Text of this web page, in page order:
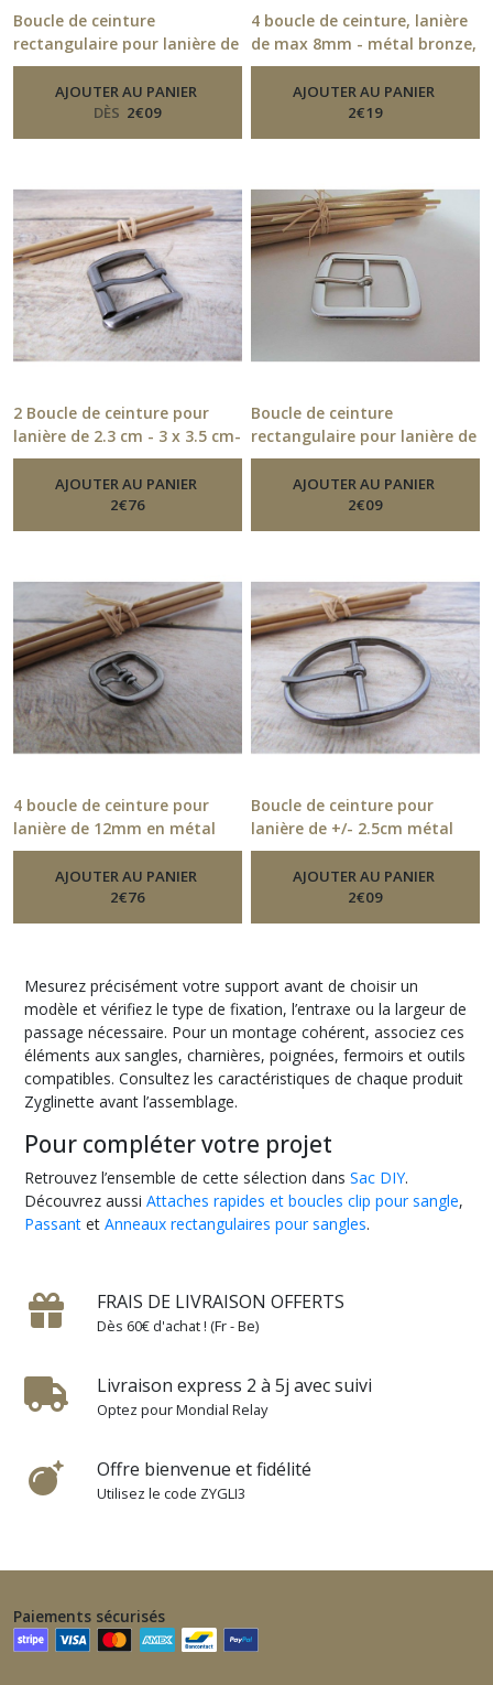
Boucle de ceinture
rectangulaire pour lanière de
2.4 cm en métal bronze, gris
foncé-Boucle De Ceinture
AJOUTER AU PANIER
DÈS 2€09
4 boucle de ceinture, lanière
de max 8mm - métal bronze,
gris foncé - 30.52-Boucle De
CeintureAJOUTER AU PANIER
2€19
2 Boucle de ceinture pour
lanière de 2.3 cm - 3 x 3.5 cm-
métal gris foncé - 14.54
Boucle De Ceinture
AJOUTER AU PANIER
2€76
Boucle de ceinture
rectangulaire pour lanière de
2.5cm métal argenté - 12.54
Boucle De Ceinture
AJOUTER AU PANIER
2€09
4 boucle de ceinture pour
lanière de 12mm en métal
gris foncé, bronze, rose doré
Boucle De Ceinture
AJOUTER AU PANIER
2€76
Boucle de ceinture pour
lanière de +/- 2.5cm métal
gris foncé - 11.54-Boucle De
CeintureAJOUTER AU PANIER
2€09
Mesurez précisément votre support avant de choisir un
modèle et vérifiez le type de fixation, l’entraxe ou la largeur de
passage nécessaire. Pour un montage cohérent, associez ces
éléments aux sangles, charnières, poignées, fermoirs et outils
compatibles. Consultez les caractéristiques de chaque produit
Zyglinette avant l’assemblage.
Pour compléter votre projet
Retrouvez l’ensemble de cette sélection dans Sac DIY.
Découvrez aussi Attaches rapides et boucles clip pour sangle,
Passant et Anneaux rectangulaires pour sangles.
FRAIS DE LIVRAISON OFFERTS
Dès 60€ d'achat ! (Fr - Be)
Livraison express 2 à 5j avec suivi
Optez pour Mondial Relay
Offre bienvenue et fidélité
Utilisez le code ZYGLI3
Paiements sécurisés